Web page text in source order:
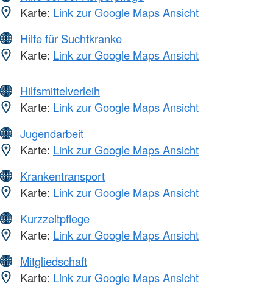
Karte: Link zur Google Maps Ansicht
Hilfe für Suchtkranke
Karte: Link zur Google Maps Ansicht
Hilfsmittelverleih
Karte: Link zur Google Maps Ansicht
Jugendarbeit
Karte: Link zur Google Maps Ansicht
Krankentransport
Karte: Link zur Google Maps Ansicht
Kurzzeitpflege
Karte: Link zur Google Maps Ansicht
Mitgliedschaft
Karte: Link zur Google Maps Ansicht